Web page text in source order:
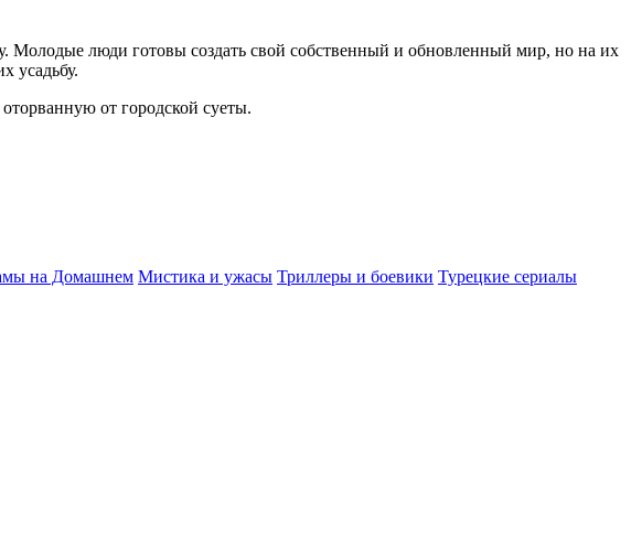
Молодые люди готовы создать свой собственный и обновленный мир, но на их
усадьбу.
от городской суеты.
на Домашнем Мистика и ужасы Триллеры и боевики Турецкие сериалы